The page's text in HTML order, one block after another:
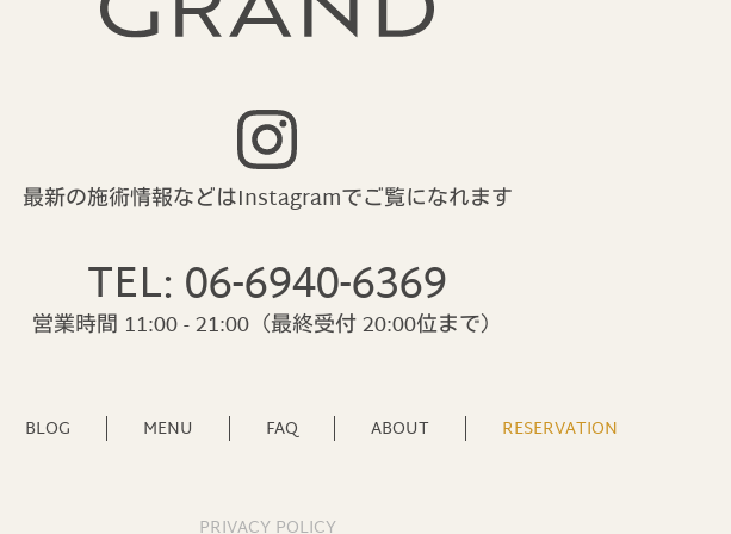
最新の施術情報などはInstagramでご覧になれます
TEL: 06-6940-6369
営業時間 11:00 - 21:00 （最終受付 20:00位まで）
BLOG MENU FAQ ABOUT RESERVATION